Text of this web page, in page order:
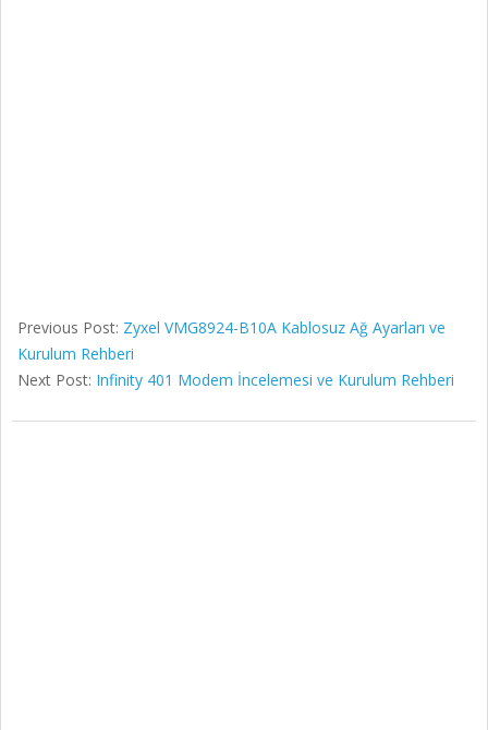
Previous Post: Zyxel VMG8924-B10A Kablosuz Ağ Ayarları ve
Kurulum Rehberi
Next Post: Infinity 401 Modem İncelemesi ve Kurulum Rehberi